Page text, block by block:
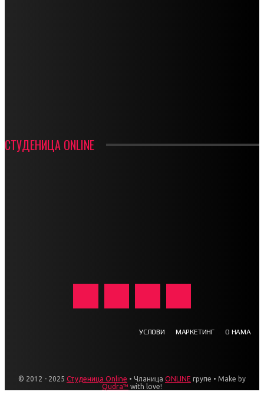
СТУДЕНИЦА ONLINE
УСЛОВИ МАРКЕТИНГ О НАМА
© 2012 - 2025 Студеница Online • Чланица ONLINE групе • Make by
Qudra™ with love!